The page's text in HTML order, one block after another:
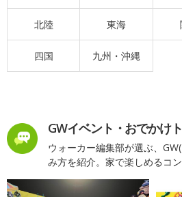
北陸 東海
四国 九州・沖縄
GWイベント・おでかけ
ウォーカー編集部が選ぶ、
み方を紹介。家で楽しめるコ